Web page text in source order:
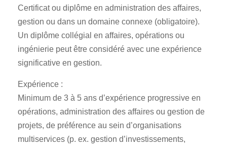
Certificat ou diplôme en administration des affaires,
gestion ou dans un domaine connexe (obligatoire).
Un diplôme collégial en affaires, opérations ou
ingénierie peut être considéré avec une expérience
significative en gestion.
Expérience :
Minimum de 3 à 5 ans d’expérience progressive en
opérations, administration des affaires ou gestion de
projets, de préférence au sein d’organisations
multiservices (p. ex. gestion d’investissements,